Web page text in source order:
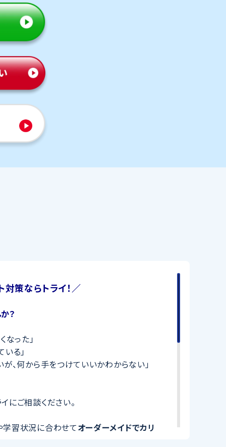
策ならトライ！／
？
なった」
る」
、何から手をつけていいかわからない」
にご相談ください。
習状況に合わせてオーダーメイドでカリ